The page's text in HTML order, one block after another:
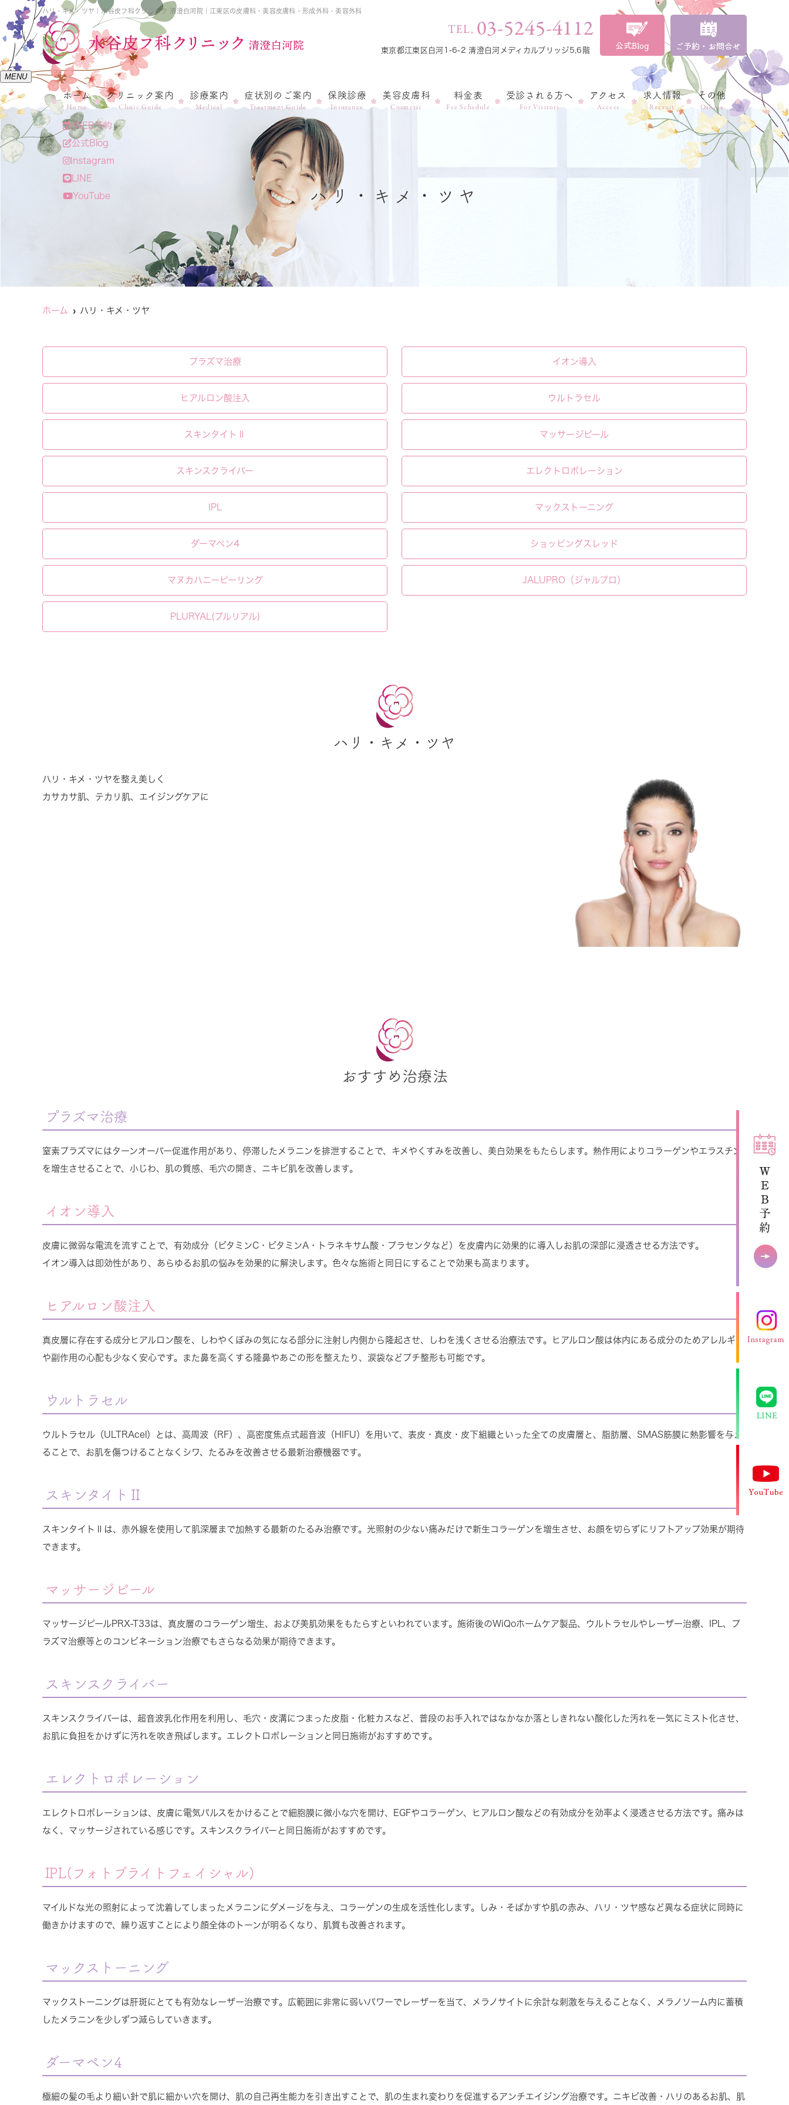
ハリ・キメ・ツヤ｜水谷皮フ科クリニック 清澄白河院｜江東区の皮膚科・美容皮膚科・形成外科・美容外科
TEL, 03-5245-4112
東京都江東区白河1-6-2 清澄白河メディカルブリッジ5,6階
MENU
ホーム
Home
クリニック案内
Clinic Guide
診療案内
Medical
症状別のご案内
Treatment Guide
保険診療
Insurance
美容皮膚科
Cosmetic
料金表
Fee Schedule
受診される方へ
For Visitors
アクセス
Access
求人情報
Recruit
その他
Others
WEB予約
公式Blog
Instagram
LINE
YouTube
ハリ・キメ・ツヤ
ホーム ハリ・キメ・ツヤ
プラズマ治療 イオン導入
ヒアルロン酸注入 ウルトラセル
スキンタイトⅡ マッサージピール
スキンスクライバー エレクトロポレーション
IPL マックストーニング
ダーマペン4 ショッピングスレッド
マヌカハニーピーリング JALUPRO（ジャルプロ）
PLURYAL(プルリアル)
ハリ・キメ・ツヤ
ハリ・キメ・ツヤを整え美しく
カサカサ肌、テカリ肌、エイジングケアに
おすすめ治療法
プラズマ治療
窒素プラズマにはターンオーバー促進作用があり、停滞したメラニンを排泄することで、キメやくすみを改善し、美白効果をもたらします。熱作用によりコラーゲンやエラスチン
を増生させることで、小じわ、肌の質感、毛穴の開き、ニキビ肌を改善します。
イオン導入
皮膚に微弱な電流を流すことで、有効成分（ビタミンC・ビタミンA・トラネキサム酸・プラセンタなど）を皮膚内に効果的に導入しお肌の深部に浸透させる方法です。
イオン導入は即効性があり、あらゆるお肌の悩みを効果的に解決します。色々な施術と同日にすることで効果も高まります。
ヒアルロン酸注入
真皮層に存在する成分ヒアルロン酸を、しわやくぼみの気になる部分に注射し内側から隆起させ、しわを浅くさせる治療法です。ヒアルロン酸は体内にある成分のためアレルギー
や副作用の心配も少なく安心です。また鼻を高くする隆鼻やあごの形を整えたり、涙袋などプチ整形も可能です。
ウルトラセル
ウルトラセル（ULTRAcel）とは、高周波（RF）、高密度焦点式超音波（HIFU）を用いて、表皮・真皮・皮下組織といった全ての皮膚層と、脂肪層、SMAS筋膜に熱影響を与え
ることで、お肌を傷つけることなくシワ、たるみを改善させる最新治療機器です。
スキンタイトⅡ
スキンタイトⅡは、赤外線を使用して肌深層まで加熱する最新のたるみ治療です。光照射の少ない痛みだけで新生コラーゲンを増生させ、お顔を切らずにリフトアップ効果が期待
できます。
マッサージピール
マッサージピールPRX-T33は、真皮層のコラーゲン増生、および美肌効果をもたらすといわれています。施術後のWiQoホームケア製品、ウルトラセルやレーザー治療、IPL、プ
ラズマ治療等とのコンビネーション治療でもさらなる効果が期待できます。
スキンスクライバー
スキンスクライバーは、超音波乳化作用を利用し、毛穴・皮溝につまった皮脂・化粧カスなど、普段のお手入れではなかなか落としきれない酸化した汚れを一気にミスト化させ、
お肌に負担をかけずに汚れを吹き飛ばします。エレクトロポレーションと同日施術がおすすめです。
エレクトロポレーション
エレクトロポレーションは、皮膚に電気パルスをかけることで細胞膜に微小な穴を開け、EGFやコラーゲン、ヒアルロン酸などの有効成分を効率よく浸透させる方法です。痛みは
なく、マッサージされている感じです。スキンスクライバーと同日施術がおすすめです。
IPL(フォトブライトフェイシャル)
マイルドな光の照射によって沈着してしまったメラニンにダメージを与え、コラーゲンの生成を活性化します。しみ・そばかすや肌の赤み、ハリ・ツヤ感など異なる症状に同時に
働きかけますので、繰り返すことにより顔全体のトーンが明るくなり、肌質も改善されます。
マックストーニング
マックストーニングは肝斑にとても有効なレーザー治療です。広範囲に非常に弱いパワーでレーザーを当て、メラノサイトに余計な刺激を与えることなく、メラノソーム内に蓄積
したメラニンを少しずつ減らしていきます。
ダーマペン4
極細の髪の毛より細い針で肌に細かい穴を開け、肌の自己再生能力を引き出すことで、肌の生まれ変わりを促進するアンチエイジング治療です。ニキビ改善・ハリのあるお肌、肌